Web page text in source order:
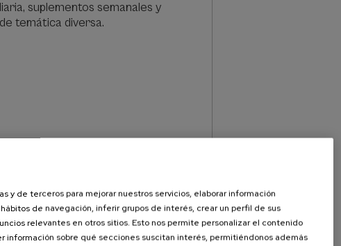
suplementos semanales y
temática diversa.
y de terceros para mejorar nuestros servicios, elaborar información
de navegación, inferir grupos de interés, crear un perfil de sus
relevantes en otros sitios. Esto nos permite personalizar el contenido
información sobre qué secciones suscitan interés, permitiéndonos además